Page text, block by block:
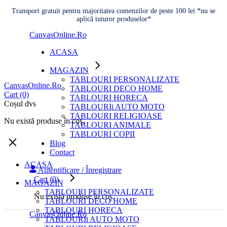
Treci
Transport gratuit pentru majoritatea comenzilor de peste 100 lei *nu se
aplică tuturor produselor*
CanvasOnline.Ro
ACASA
MAGAZIN
TABLOURI PERSONALIZATE
TABLOURI DECO HOME
TABLOURI HORECA
TABLOURIi AUTO MOTO
TABLOURI RELIGIOASE
TABLOURI ANIMALE
TABLOURI COPII
Blog
Contact
Autentificare / Înregistrare
Cart (0)
Nu există produse în coș.
CanvasOnline.Ro
CanvasOnline.Ro
Cart (0)
Coșul dvs
Nu există produse în coș.
ACASA
MAGAZIN
TABLOURI PERSONALIZATE
TABLOURI DECO HOME
TABLOURI HORECA
TABLOURIi AUTO MOTO